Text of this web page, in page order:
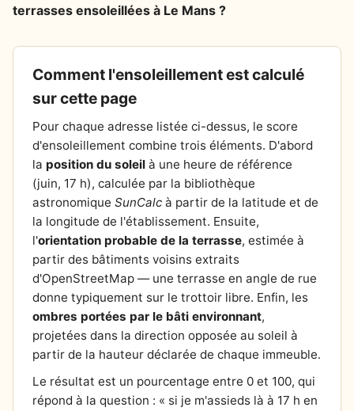
terrasses ensoleillées à Le Mans ?
Comment l'ensoleillement est calculé
sur cette page
Pour chaque adresse listée ci-dessus, le score
d'ensoleillement combine trois éléments. D'abord
la position du soleil à une heure de référence
(juin, 17 h), calculée par la bibliothèque
astronomique SunCalc à partir de la latitude et de
la longitude de l'établissement. Ensuite,
l'orientation probable de la terrasse, estimée à
partir des bâtiments voisins extraits
d'OpenStreetMap — une terrasse en angle de rue
donne typiquement sur le trottoir libre. Enfin, les
ombres portées par le bâti environnant,
projetées dans la direction opposée au soleil à
partir de la hauteur déclarée de chaque immeuble.
Le résultat est un pourcentage entre 0 et 100, qui
répond à la question : « si je m'assieds là à 17 h en